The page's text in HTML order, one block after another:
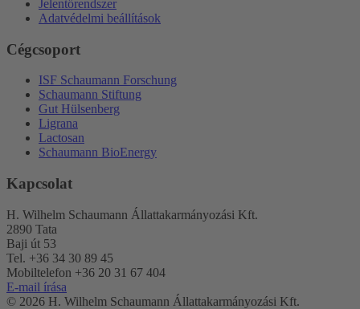
Jelentőrendszer
Adatvédelmi beállítások
Cégcsoport
ISF Schaumann Forschung
Schaumann Stiftung
Gut Hülsenberg
Ligrana
Lactosan
Schaumann BioEnergy
Kapcsolat
H. Wilhelm Schaumann Állattakarmányozási Kft.
2890 Tata
Baji út 53
Tel. +36 34 30 89 45
Mobiltelefon +36 20 31 67 404
E-mail írása
© 2026 H. Wilhelm Schaumann Állattakarmányozási Kft.